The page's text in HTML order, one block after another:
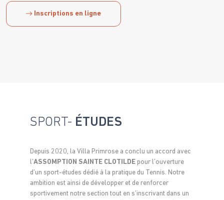
Inscriptions en ligne
SPORT- ÉTUDES
Depuis 2020, la Villa Primrose a conclu un accord avec
l’ASSOMPTION SAINTE CLOTILDE pour l’ouverture
d’un sport-études dédié à la pratique du Tennis. Notre
ambition est ainsi de développer et de renforcer
sportivement notre section tout en s’inscrivant dans un